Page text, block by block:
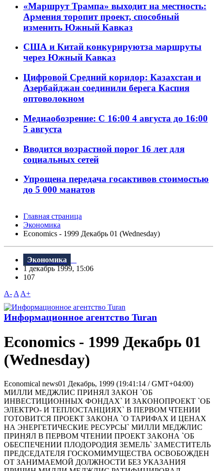
«Маршрут Трампа» выходит на местность:
Армения торопит проект, способный
изменить Южный Кавказ
США и Китай конкурируютза маршруты
через Южный Кавказ
Цифровой Средний коридор: Казахстан и
Азербайджан соединили берега Каспия
оптоволокном
Медиаобозрение: С 16:00 4 августа до 16:00
5 августа
Вводится возрастной порог 16 лет для
социальных сетей
Упрощена передача госактивов стоимостью
до 5 000 манатов
Главная страница
Экономика
Economics - 1999 Декабрь 01 (Wednesday)
Экономика
1 декабрь 1999, 15:06
107
A- A A+
Информационное агентство Turan
Economics - 1999 Декабрь 01
(Wednesday)
Economical news01 Декабрь, 1999 (19:41:14 / GMT+04:00)
МИЛЛИ МЕДЖЛИС ПРИНЯЛ ЗАКОН `ОБ
ИНВЕСТИЦИОННЫХ ФОНДАХ` И ЗАКОНОПРОЕКТ `ОБ
ЭЛЕКТРО- И ТЕПЛОСТАНЦИЯХ` В ПЕРВОМ ЧТЕНИИ
ГОТОВИТСЯ ПРОЕКТ ЗАКОНА `О ТАРИФАХ И ЦЕНАХ
НА ЭНЕРГЕТИЧЕСКИЕ РЕСУРСЫ` МИЛЛИ МЕДЖЛИС
ПРИНЯЛ В ПЕРВОМ ЧТЕНИИ ПРОЕКТ ЗАКОНА `ОБ
ОБЕСПЕЧЕНИИ ПЛОДОРОДИЯ ЗЕМЕЛЬ` ЗАМЕСТИТЕЛЬ
ПРЕДСЕДАТЕЛЯ ГОСКОМИМУЩЕСТВА ОСВОБОЖДЕН
ОТ ЗАНИМАЕМОЙ ДОЛЖНОСТИ БЕЗ УКАЗАНИЯ